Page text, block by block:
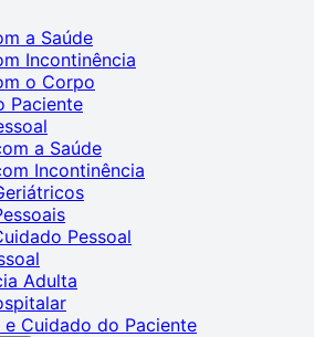
a Saúde
Incontinência
o Corpo
Paciente
a Saúde
Incontinência
Pessoal
Adulta
Cuidado do Paciente